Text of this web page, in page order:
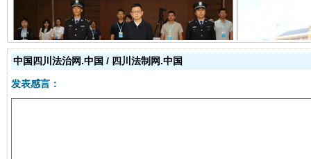
受贿1.44亿！段成刚被判无期 从幼
中国四川法治网.中国 / 四川法制网.中国
发表感言：